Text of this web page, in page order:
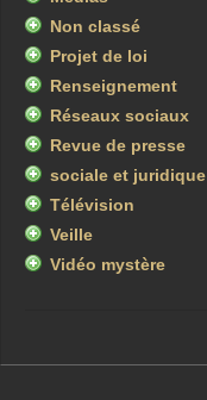
Non classé
Projet de loi
Renseignement
Réseaux sociaux
Revue de presse
sociale et juridique
Télévision
Veille
Vidéo mystère